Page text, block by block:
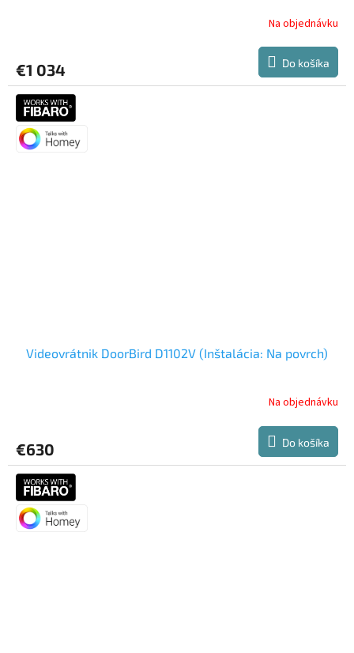
Na objednávku
€1 034 Do košíka
Videovrátnik DoorBird D1102V (Inštalácia: Na povrch)
Na objednávku
€630 Do košíka